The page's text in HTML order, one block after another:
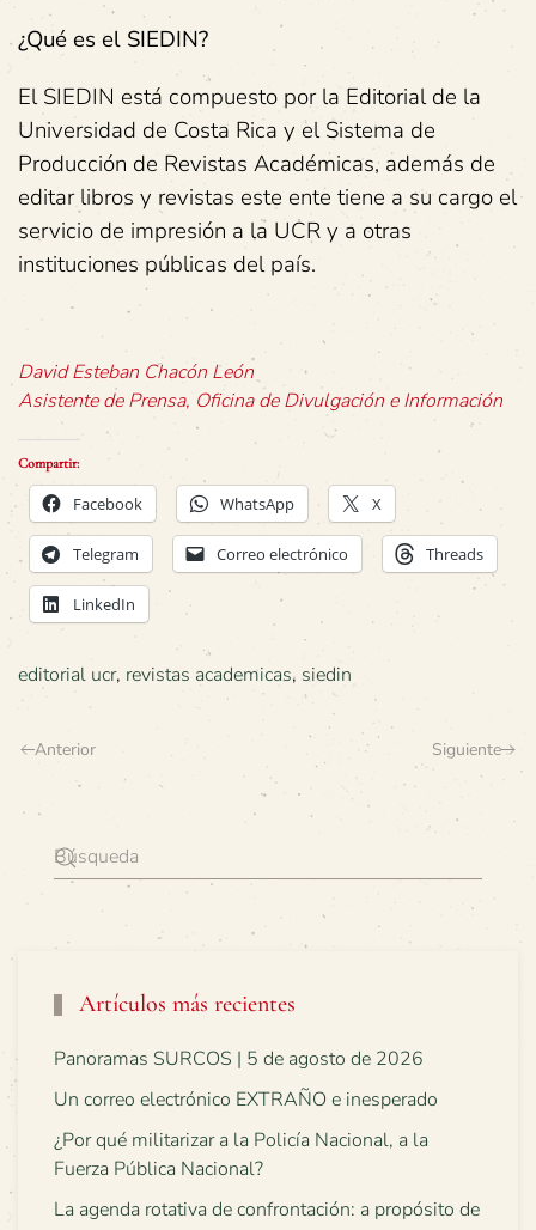
¿Qué es el SIEDIN?
El SIEDIN está compuesto por la Editorial de la
Universidad de Costa Rica y el Sistema de
Producción de Revistas Académicas, además de
editar libros y revistas este ente tiene a su cargo el
servicio de impresión a la UCR y a otras
instituciones públicas del país.
David Esteban Chacón León
Asistente de Prensa, Oficina de Divulgación e Información
Compartir:
Facebook WhatsApp X
Telegram Correo electrónico Threads
LinkedIn
editorial ucr, revistas academicas, siedin
Anterior Siguiente
Artículos más recientes
Panoramas SURCOS | 5 de agosto de 2026
Un correo electrónico EXTRAÑO e inesperado
¿Por qué militarizar a la Policía Nacional, a la
Fuerza Pública Nacional?
La agenda rotativa de confrontación: a propósito de